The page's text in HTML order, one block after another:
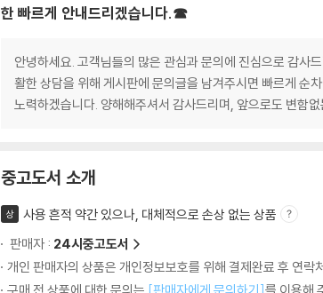
한 빠르게 안내드리겠습니다.☎
안녕하세요. 고객님들의 많은 관심과 문의에 진심으로 감사
활한 상담을 위해 게시판에 문의글을 남겨주시면 빠르게 순
노력하겠습니다. 양해해주셔서 감사드리며, 앞으로도 변함
중고도서 소개
상
사용 흔적 약간 있으나, 대체적으로 손상 없는 상품
판매자 : 24시중고도서
개인 판매자의 상품은 개인정보보호를 위해 결제완료 후 연락